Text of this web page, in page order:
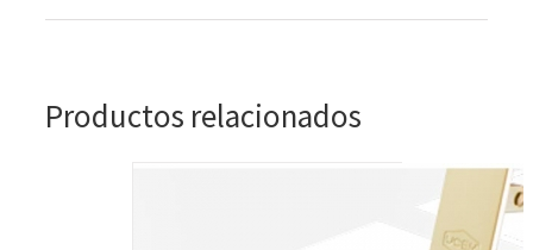
Productos relacionados